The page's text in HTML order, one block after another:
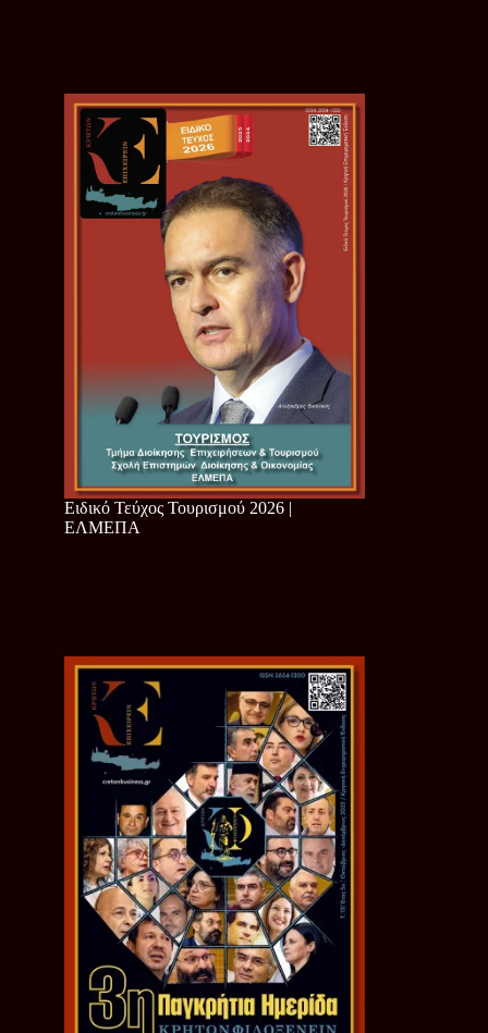
Ειδικό Τεύχος Τουρισμού 2026 |
ΕΛΜΕΠΑ